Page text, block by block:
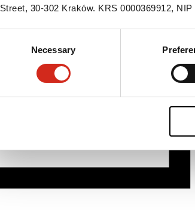
Street, 30-302 Kraków. KRS 0000369912,
Necessary